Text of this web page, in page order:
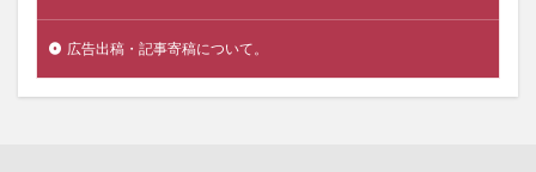
広告出稿・記事寄稿について。